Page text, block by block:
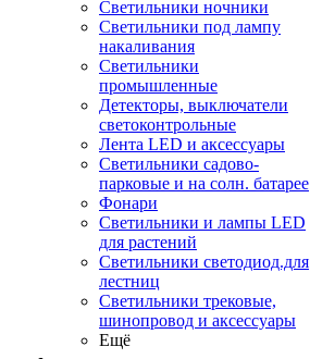
Светильники ночники
Светильники под лампу
накаливания
Светильники
промышленные
Детекторы, выключатели
светоконтрольные
Лента LED и аксессуары
Светильники садово-
парковые и на солн. батарее
Фонари
Светильники и лампы LED
для растений
Светильники светодиод.для
лестниц
Светильники трековые,
шинопровод и аксессуары
Ещё